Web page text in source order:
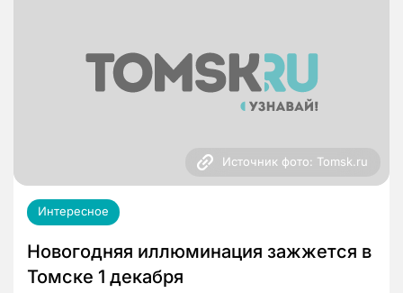
Источник фото: Tomsk.ru
Интересное
Новогодняя иллюминация зажжется в
Томске 1 декабря